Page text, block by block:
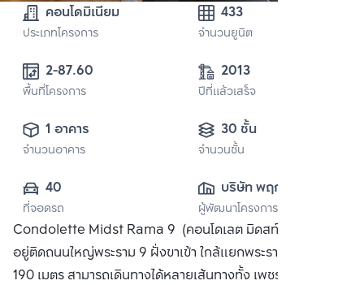
คอนโดมิเนียม
ประเภทโครงการ
433
จำนวนยูนิต
พื้นที่โครงการ
2013
ปีที่แล้วเสร็จ
1 อาคาร
จำนวนอาคาร
30 ชั้น
จำนวนชั้น
40
ที่จอดรถ
บริษัท พฤกษา เรียล
เอสเตท จำกัด
(มหาชน)
ผู้พัฒนาโครงการ
Condolette Midst Rama 9 (คอนโดเลต มิดสท์ พระราม 9)
อยู่ติดถนนใหญ่พระราม 9 ฝั่งขาเข้า ใกล้แยกพระราม 9 ประมาณ
190 เมตร สามารถเดินทางได้หลายเส้นทางทั้ง เพชรบุรี, สุขุมวิท,